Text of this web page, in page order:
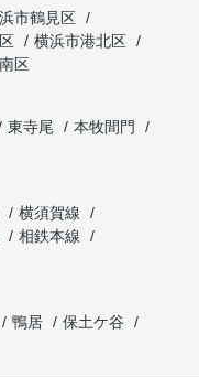
市鶴見区
横浜市港北区
区
東寺尾
本牧間門
横須賀線
相鉄本線
鴨居
保土ケ谷